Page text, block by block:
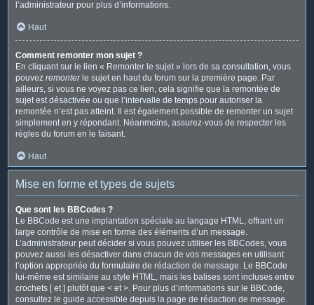
l’administrateur pour plus d’informations.
Haut
Comment remonter mon sujet ?
En cliquant sur le lien « Remonter le sujet » lors de sa consultation, vous
pouvez remonterle sujet en haut du forum sur la première page. Par
ailleurs, si vous ne voyez pas ce lien, cela signifie que la remontée de
sujet est désactivée ou que l’intervalle de temps pour autoriser la
remontée n’est pas atteint. Il est également possible de remonter un sujet
simplement en y répondant. Néanmoins, assurez-vous de respecter les
règles du forum en le faisant.
Haut
Mise en forme et types de sujets
Que sont les BBCodes ?
Le BBCode est une implantation spéciale au langage HTML, offrant un
large contrôle de mise en forme des éléments d’un message.
L’administrateur peut décider si vous pouvez utiliser les BBCodes, vous
pouvez aussi les désactiver dans chacun de vos messages en utilisant
l’option appropriée du formulaire de rédaction de message. Le BBCode
lui-même est similaire au style HTML, mais les balises sont incluses entre
crochets [ et ] plutôt que < et >. Pour plus d’informations sur le BBCode,
consultez le guide accessible depuis la page de rédaction de message.